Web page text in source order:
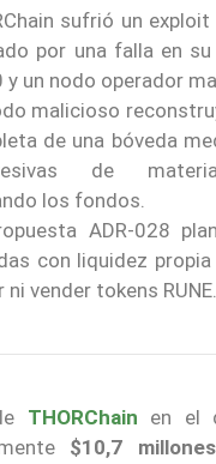
sufrió un
por una falla en
y un nodo operador
malicioso
de una bóveda
de
los fondos.
ADR-028
con liquidez
ni vender tokens RUNE.
THORChain en el
$10,7 millones